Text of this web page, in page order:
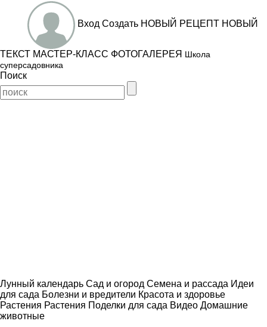
Вход Создать НОВЫЙ РЕЦЕПТ НОВЫЙ
ТЕКСТ МАСТЕР-КЛАСС ФОТОГАЛЕРЕЯ Школа
суперсадовника
Поиск
Лунный календарь Сад и огород Семена и рассада Идеи
для сада Болезни и вредители Красота и здоровье
Растения Растения Поделки для сада Видео Домашние
животные